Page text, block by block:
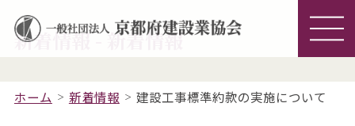
新着情報 - 新着情報
ホーム 新着情報 建設工事標準約款の実施について